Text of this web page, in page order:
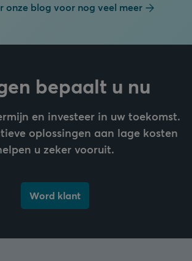
onze blog voor nog veel meer
bepaalt u nu
en investeer in uw toekomst.
oplossingen aan lage kosten
u zeker vooruit.
Word klant